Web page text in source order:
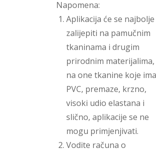
Napomena:
Aplikacija će se najbolje
zalijepiti na pamučnim
tkaninama i drugim
prirodnim materijalima,
na one tkanine koje
PVC, premaze, krzno,
visoki udio elastana i
slično, aplikacije se ne
mogu primjenjivati.
Vodite računa o